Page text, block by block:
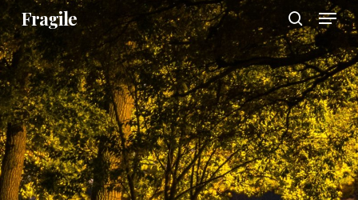
Skip
to
main
content
Fragile
search
Menu